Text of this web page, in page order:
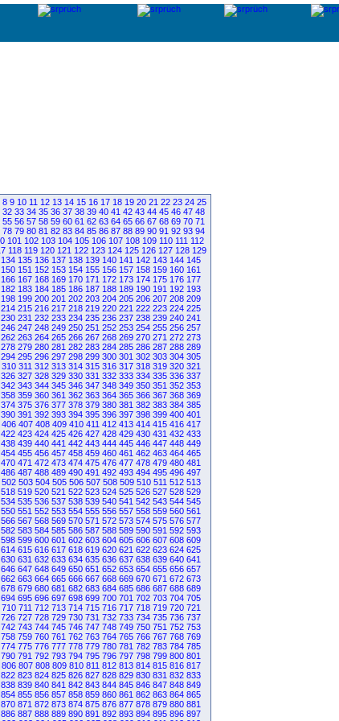
8 9 10 11 12 13 14 15 16 17 18 19 20 21 22 23 24 25
32 33 34 35 36 37 38 39 40 41 42 43 44 45 46 47 48
55 56 57 58 59 60 61 62 63 64 65 66 67 68 69 70 71
78 79 80 81 82 83 84 85 86 87 88 89 90 91 92 93 94
101 102 103 104 105 106 107 108 109 110 111 112
118 119 120 121 122 123 124 125 126 127 128 129
134 135 136 137 138 139 140 141 142 143 144 145
150 151 152 153 154 155 156 157 158 159 160 161
166 167 168 169 170 171 172 173 174 175 176 177
182 183 184 185 186 187 188 189 190 191 192 193
198 199 200 201 202 203 204 205 206 207 208 209
214 215 216 217 218 219 220 221 222 223 224 225
230 231 232 233 234 235 236 237 238 239 240 241
246 247 248 249 250 251 252 253 254 255 256 257
262 263 264 265 266 267 268 269 270 271 272 273
278 279 280 281 282 283 284 285 286 287 288 289
294 295 296 297 298 299 300 301 302 303 304 305
310 311 312 313 314 315 316 317 318 319 320 321
326 327 328 329 330 331 332 333 334 335 336 337
342 343 344 345 346 347 348 349 350 351 352 353
358 359 360 361 362 363 364 365 366 367 368 369
374 375 376 377 378 379 380 381 382 383 384 385
390 391 392 393 394 395 396 397 398 399 400 401
406 407 408 409 410 411 412 413 414 415 416 417
422 423 424 425 426 427 428 429 430 431 432 433
438 439 440 441 442 443 444 445 446 447 448 449
454 455 456 457 458 459 460 461 462 463 464 465
470 471 472 473 474 475 476 477 478 479 480 481
486 487 488 489 490 491 492 493 494 495 496 497
502 503 504 505 506 507 508 509 510 511 512 513
518 519 520 521 522 523 524 525 526 527 528 529
534 535 536 537 538 539 540 541 542 543 544 545
550 551 552 553 554 555 556 557 558 559 560 561
566 567 568 569 570 571 572 573 574 575 576 577
582 583 584 585 586 587 588 589 590 591 592 593
598 599 600 601 602 603 604 605 606 607 608 609
614 615 616 617 618 619 620 621 622 623 624 625
630 631 632 633 634 635 636 637 638 639 640 641
646 647 648 649 650 651 652 653 654 655 656 657
662 663 664 665 666 667 668 669 670 671 672 673
678 679 680 681 682 683 684 685 686 687 688 689
694 695 696 697 698 699 700 701 702 703 704 705
710 711 712 713 714 715 716 717 718 719 720 721
726 727 728 729 730 731 732 733 734 735 736 737
742 743 744 745 746 747 748 749 750 751 752 753
758 759 760 761 762 763 764 765 766 767 768 769
774 775 776 777 778 779 780 781 782 783 784 785
790 791 792 793 794 795 796 797 798 799 800 801
806 807 808 809 810 811 812 813 814 815 816 817
822 823 824 825 826 827 828 829 830 831 832 833
838 839 840 841 842 843 844 845 846 847 848 849
854 855 856 857 858 859 860 861 862 863 864 865
870 871 872 873 874 875 876 877 878 879 880 881
886 887 888 889 890 891 892 893 894 895 896 897